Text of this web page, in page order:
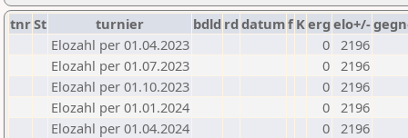
tnrSt turnier bdld rd datumf Kerg elo+/-
Elozahl per 01.04.2023
0 2196
Elozahl per 01.07.2023
0 2196
Elozahl per 01.10.2023
0 2196
Elozahl per 01.01.2024
0 2196
Elozahl per 01.04.2024
0 2196